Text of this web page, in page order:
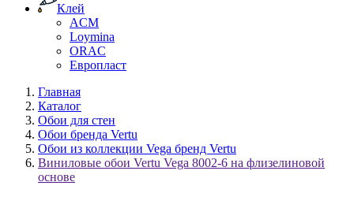
Клей
ACM
Loymina
ORAC
Европласт
Главная
Каталог
Обои для стен
Обои бренда Vertu
Обои из коллекции Vega бренд Vertu
Виниловые обои Vertu Vega 8002-6 на флизелиновой
основе